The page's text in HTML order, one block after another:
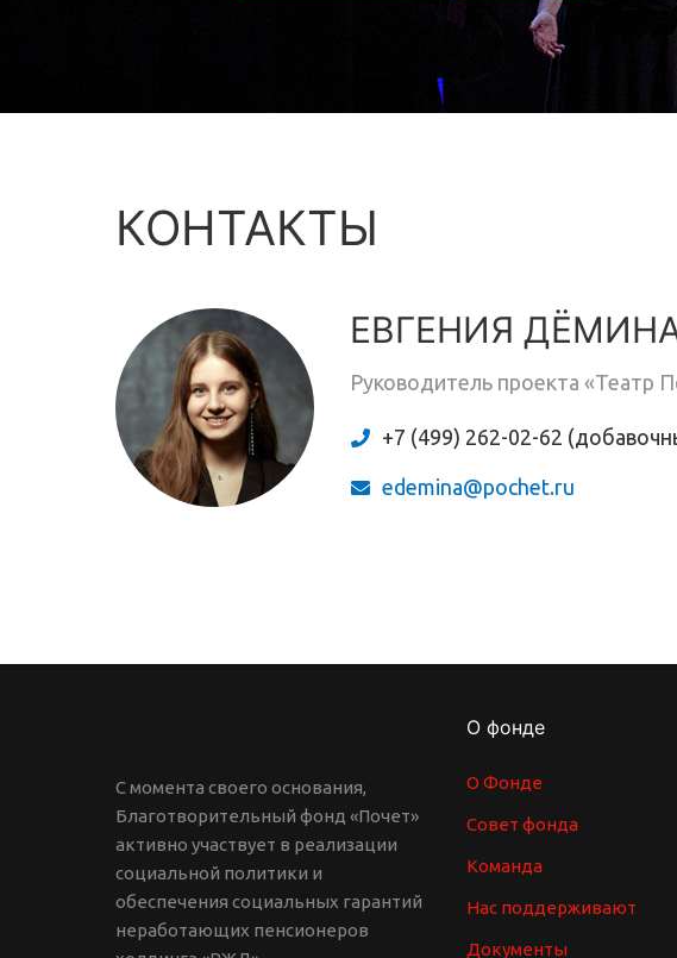
КОНТАКТЫ
ЕВГЕНИЯ
Руководитель проекта «Театр
+7 (499) 262-02-62
edemina@pochet.ru
С момента своего основания,
Благотворительный фонд «Почет»
активно участвует в реализации
социальной политики и
обеспечения социальных гарантий
неработающих пенсионеров
О фонде
О Фонде
Совет фонда
Команда
Нас поддерживают
Документы